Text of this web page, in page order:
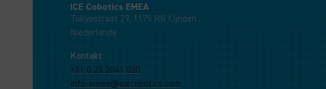
ICE Cobotics EMEA
Tokyostraat 27, 1175 RB Lijnden ,
Niederlande
Kontakt
+31 0 23 2041 020
info-emea@icecobotics.com